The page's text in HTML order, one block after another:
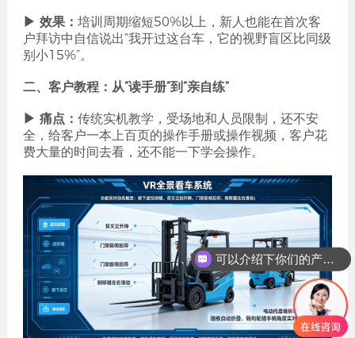
▶ 效果： 培训周期缩短50%以上，新人也能在首次客
户拜访中自信说出“我开过这台车，它的视野盲区比同级
别小15%”。
二、客户教程：从“读手册”到“亲自练”
▶ 痛点： 传统实机教学，受场地和人员限制，还不安
全，给客户一本上百页的操作手册或操作视频，客户花
费大量的时间去看，还不能一下学会操作。
可以介绍下你们的产品么